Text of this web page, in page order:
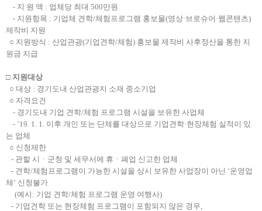
- 지 원 액 : 업체당 최대 500만원
- 지원항목 : 기업체 견학/체험프로그램 홍보물(영상·브로슈어·웹콘텐츠)
제작비 지원
○ 지원방식 : 산업관광(기업견학/체험) 홍보물 제작비 사후정산을 통한 지
원금 지급
□ 지원대상
○ 대상 : 경기도내 산업관광지 소재 중소기업
○ 자격요건
- 경기도내 기업 견학/체험 프로그램 시설을 보유한 사업체
- ’19. 1. 1. 이후 개인 또는 단체를 대상으로 기업견학·현장체험 실적이 있
는 업체
○ 신청제한
- 관할 시ㆍ군청 및 세무서에 휴ㆍ폐업 신고한 업체
- 견학/체험프로그램이 가능한 시설을 상시 보유한 사업장이 아닌 ‘운영업
체’ 신청 불가
(예시: 기업 견학/체험 프로그램 운영 여행사)
- 기업견학 또는 현장체험 프로그램이 포함되지 않은 경우,